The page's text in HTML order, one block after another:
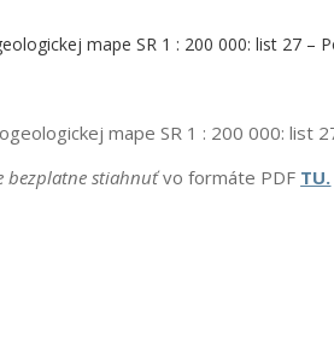
mape SR 1 : 200 000: list 27 –
mape SR 1 : 200 000: list
bezplatne stiahnuťvo formáte PDF TU.